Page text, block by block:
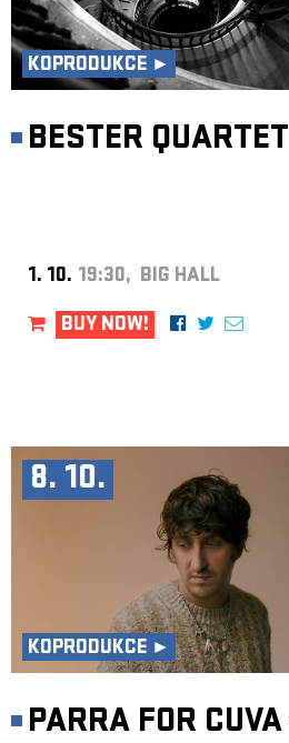
KOPRODUKCE ►
BESTER QUARTET
1. 10. 19:30, BIG HALL
BUY NOW!
8. 10.
KOPRODUKCE ►
PARRA FOR CUVA